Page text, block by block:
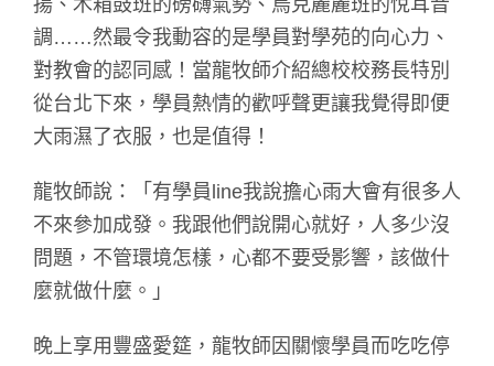
揚、木箱鼓班的磅礴氣勢、烏克麗麗班的悅耳音
調……然最令我動容的是學員對學苑的向心力、
對教會的認同感！當龍牧師介紹總校校務長特別
從台北下來，學員熱情的歡呼聲更讓我覺得即便
大雨濕了衣服，也是值得！
龍牧師說：「有學員line我說擔心雨大會有很多人
不來參加成發。我跟他們說開心就好，人多少沒
問題，不管環境怎樣，心都不要受影響，該做什
麼就做什麼。」
晚上享用豐盛愛筵，龍牧師因關懷學員而吃吃停